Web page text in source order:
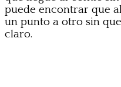
puede encontrar que
un punto a otro sin
claro.